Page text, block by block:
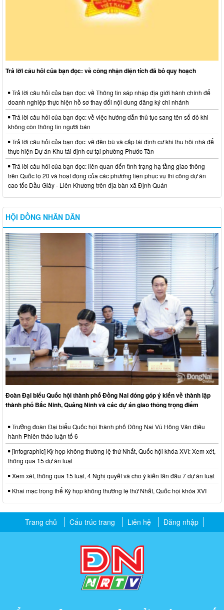
Trả lời câu hỏi của bạn đọc: về công nhận diện tích đã bỏ quy hoạch
Trả lời câu hỏi của bạn đọc: về Thông tin sáp nhập địa giới hành chính để
doanh nghiệp thực hiện hồ sơ thay đổi nội dung đăng ký chi nhánh
Trả lời câu hỏi của bạn đọc: về việc hướng dẫn thủ tục sang tên sổ đỏ khi
không còn thông tin người bán
Trả lời câu hỏi của bạn đọc: về đền bù và cấp tái định cư khi thu hồi nhà để
thực hiện Dự án Khu tái định cư tại phường Phước Tân
Trả lời câu hỏi của bạn đọc: liên quan đến tình trạng hạ tầng giao thông
trên Quốc lộ 20 và hoạt động của các phương tiện phục vụ thi công dự án
cao tốc Dầu Giây - Liên Khương trên địa bàn xã Định Quán
HỘI ĐỒNG NHÂN DÂN
Đoàn Đại biểu Quốc hội thành phố Đồng Nai đóng góp ý kiến về thành lập
thành phố Bắc Ninh, Quảng Ninh và các dự án giao thông trọng điểm
Trưởng đoàn Đại biểu Quốc hội thành phố Đồng Nai Vũ Hồng Văn điều
hành Phiên thảo luận tổ 6
[Infographic] Kỳ họp không thường lệ thứ Nhất, Quốc hội khóa XVI: Xem xét,
thông qua 15 dự án luật
Xem xét, thông qua 15 luật, 4 Nghị quyết và cho ý kiến lần đầu 7 dự án luật
Khai mạc trọng thể Kỳ họp không thường lệ thứ Nhất, Quốc hội khóa XVI
Trang chủ Cấu trúc trang Liên hệ Đăng nhập